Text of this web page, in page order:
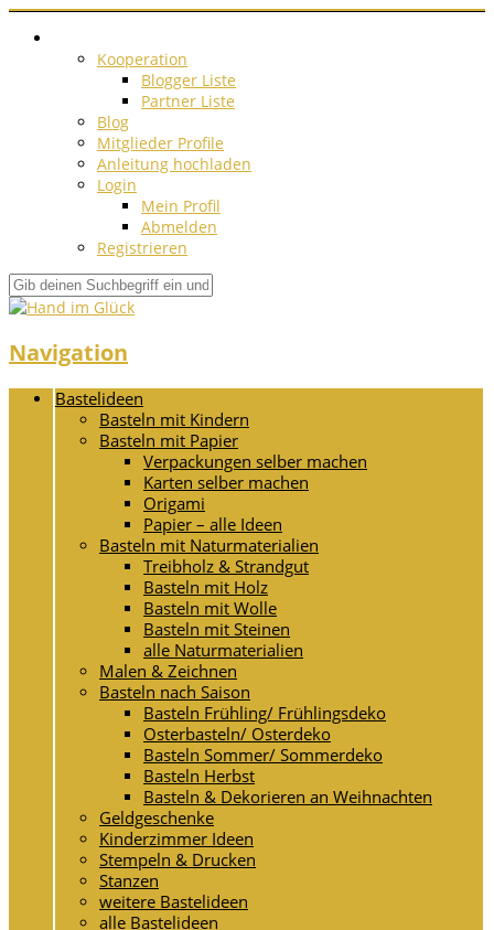
Kooperation
Blogger Liste
Partner Liste
Blog
Mitglieder Profile
Anleitung hochladen
Login
Mein Profil
Abmelden
Registrieren
Navigation
Bastelideen
Basteln mit Kindern
Basteln mit Papier
Verpackungen selber machen
Karten selber machen
Origami
Papier – alle Ideen
Basteln mit Naturmaterialien
Treibholz & Strandgut
Basteln mit Holz
Basteln mit Wolle
Basteln mit Steinen
alle Naturmaterialien
Malen & Zeichnen
Basteln nach Saison
Basteln Frühling/ Frühlingsdeko
Osterbasteln/ Osterdeko
Basteln Sommer/ Sommerdeko
Basteln Herbst
Basteln & Dekorieren an Weihnachten
Geldgeschenke
Kinderzimmer Ideen
Stempeln & Drucken
Stanzen
weitere Bastelideen
alle Bastelideen